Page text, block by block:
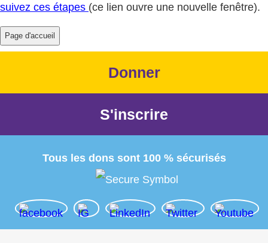
suivez ces étapes (ce lien ouvre une nouvelle fenêtre).
Donner
S'inscrire
Tous les dons sont 100 % sécurisés